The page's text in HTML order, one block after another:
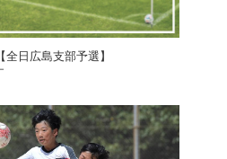
日広島支部予選】